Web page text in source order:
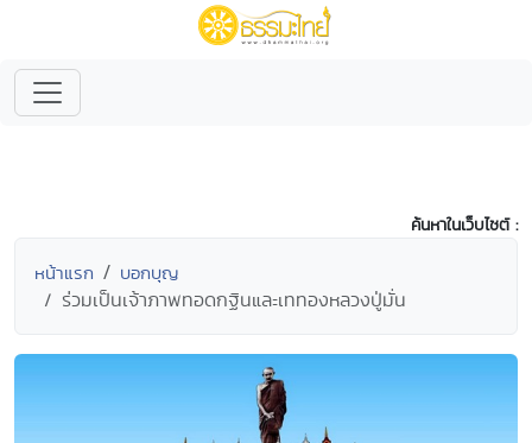
ค้นหาในเว็บไซต์ :
หน้าแรก บอกบุญ
ร่วมเป็นเจ้าภาพทอดกฐินและเททองหลวงปู่มั่น